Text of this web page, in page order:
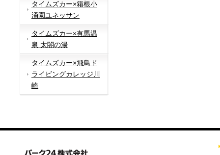
タイムズカー×箱根小
涌園ユネッサン
タイムズカー×有馬温
泉 太閤の湯
タイムズカー×飛鳥ド
ライビングカレッジ川
崎